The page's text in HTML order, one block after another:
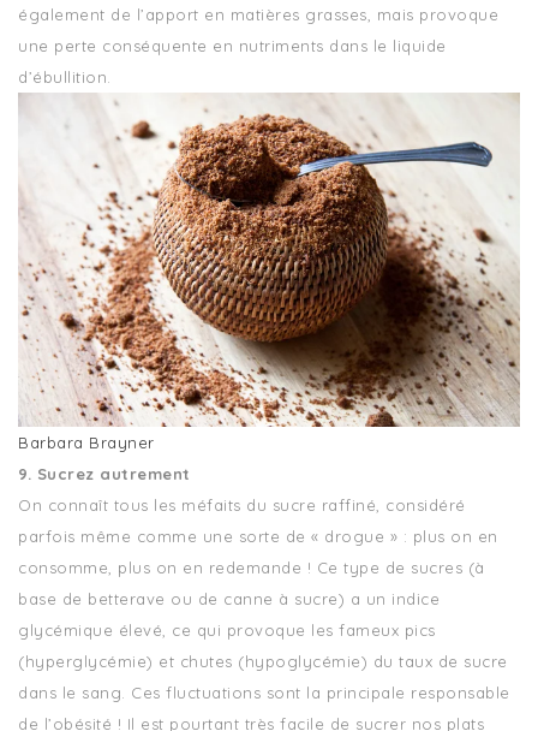
également de l’apport en matières grasses, mais provoque
une perte conséquente en nutriments dans le liquide
d’ébullition.
Barbara Brayner
9. Sucrez autrement
On connaît tous les méfaits du sucre raffiné, considéré
parfois même comme une sorte de « drogue » : plus on en
consomme, plus on en redemande ! Ce type de sucres (à
base de betterave ou de canne à sucre) a un indice
glycémique élevé, ce qui provoque les fameux pics
(hyperglycémie) et chutes (hypoglycémie) du taux de sucre
dans le sang. Ces fluctuations sont la principale responsable
de l’obésité ! Il est pourtant très facile de sucrer nos plats